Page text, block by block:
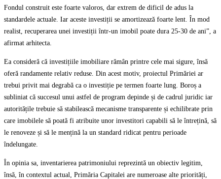
Fondul construit este foarte valoros, dar extrem de dificil de adus la
standardele actuale. Iar aceste investiții se amortizează foarte lent. În mod
realist, recuperarea unei investiții într-un imobil poate dura 25-30 de ani”, a
afirmat arhitecta.
Ea consideră că investițiile imobiliare rămân printre cele mai sigure, însă
oferă randamente relativ reduse. Din acest motiv, proiectul Primăriei ar
trebui privit mai degrabă ca o investiție pe termen foarte lung. Boroș a
subliniat că succesul unui astfel de program depinde și de cadrul juridic iar
autoritățile trebuie să stabilească mecanisme transparente și echilibrate prin
care imobilele să poată fi atribuite unor investitori capabili să le întrețină, să
le renoveze și să le mențină la un standard ridicat pentru perioade
îndelungate.
În opinia sa, inventarierea patrimoniului reprezintă un obiectiv legitim,
însă, în contextul actual, Primăria Capitalei are numeroase alte priorități,